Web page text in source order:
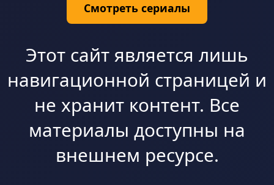
Смотреть сериалы
Этот сайт является лишь
навигационной страницей и
не хранит контент. Все
материалы доступны на
внешнем ресурсе.